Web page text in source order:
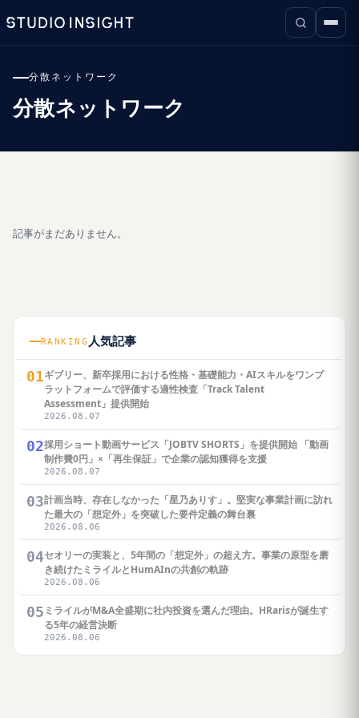
分散ネットワーク
分散ネットワーク
記事がまだありません。
RANKING 人気記事
01ギブリー、新卒採用における性格・基礎能力・AIスキルをワンプ
ラットフォームで評価する適性検査「Track Talent
Assessment」提供開始
2026.08.07
02採用ショート動画サービス「JOBTV SHORTS」を提供開始 「動画
制作費0円」×「再生保証」で企業の認知獲得を支援
2026.08.07
03計画当時、存在しなかった「星乃ありす」。堅実な事業計画に訪れ
た最大の「想定外」を突破した要件定義の舞台裏
2026.08.06
04セオリーの実装と、5年間の「想定外」の超え方。事業の原型を磨
き続けたミライルとHumAInの共創の軌跡
2026.08.06
05 ミライルがM&A全盛期に社内投資を選んだ理由。HRarisが誕生す
る5年の経営決断
2026.08.06